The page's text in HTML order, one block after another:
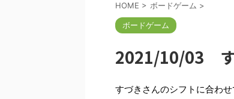
HOME > ボードゲーム >
ボードゲーム
2021/10/03 す
すづきさんのシフトに合わ